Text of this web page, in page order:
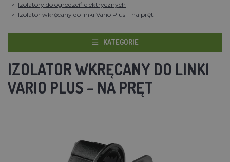
Izolatory do ogrodzeń elektrycznych
Izolator wkręcany do linki Vario Plus – na pręt
KATEGORIE
IZOLATOR WKRĘCANY DO LINKI
VARIO PLUS – NA PRĘT